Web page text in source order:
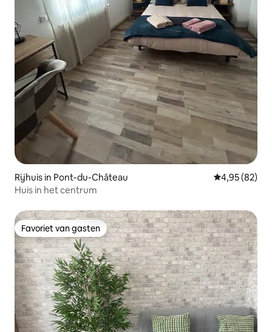
Rijhuis in Pont-du-Château Gemiddelde
4,95 (82)
Huis in het centrum
Favoriet van gasten
Favoriet van gasten